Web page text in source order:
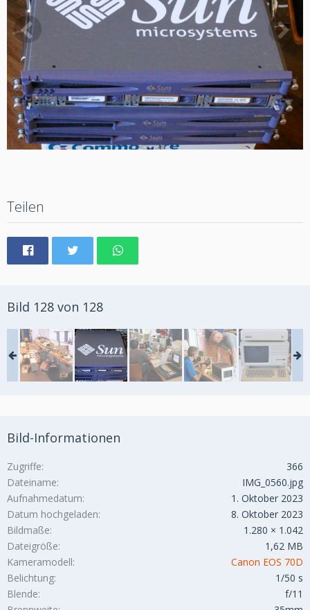
Teilen
Bild 128 von 128
Bild-Informationen
Zugriffe
366
Dateiname
IMG_0560.jpg
Aufnahmedatum
1. Oktober 2023
Datum hochgeladen
8. Oktober 2023
Bildmaße
1.280 × 1.042
Dateigröße
1,62 MB
Kameramodell
Canon EOS 70D
Belichtung
1/50 s
Blende
f/11